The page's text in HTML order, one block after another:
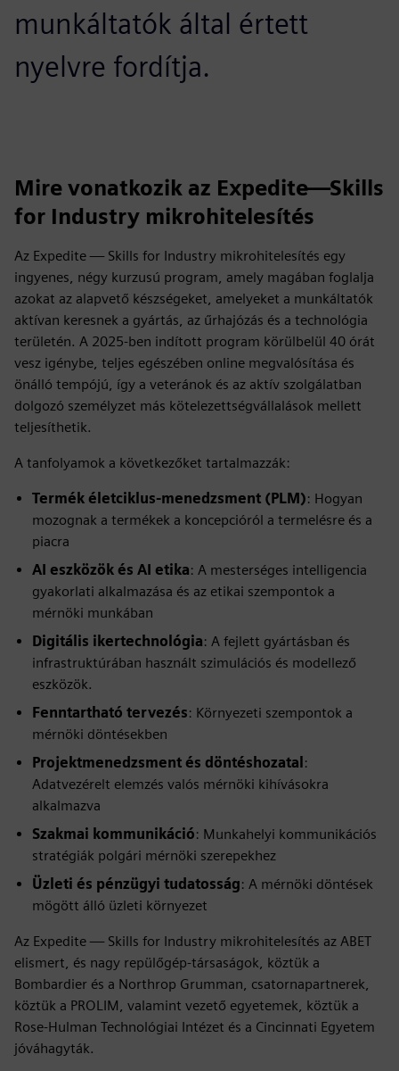
munkáltatók által értett
nyelvre fordítja.
Mire vonatkozik az Expedite—Skills
for Industry mikrohitelesítés
Az Expedite — Skills for Industry mikrohitelesítés egy
ingyenes, négy kurzusú program, amely magában foglalja
azokat az alapvető készségeket, amelyeket a munkáltatók
aktívan keresnek a gyártás, az űrhajózás és a technológia
területén. A 2025-ben indított program körülbelül 40 órát
vesz igénybe, teljes egészében online megvalósítása és
önálló tempójú, így a veteránok és az aktív szolgálatban
dolgozó személyzet más kötelezettségvállalások mellett
teljesíthetik.
A tanfolyamok a következőket tartalmazzák:
Termék életciklus-menedzsment (PLM): Hogyan
mozognak a termékek a koncepcióról a termelésre és a
piacra
AI eszközök és AI etika: A mesterséges intelligencia
gyakorlati alkalmazása és az etikai szempontok a
mérnöki munkában
Digitális ikertechnológia: A fejlett gyártásban és
infrastruktúrában használt szimulációs és modellező
eszközök.
Fenntartható tervezés: Környezeti szempontok a
mérnöki döntésekben
Projektmenedzsment és döntéshozatal :
Adatvezérelt elemzés valós mérnöki kihívásokra
alkalmazva
Szakmai kommunikáció: Munkahelyi kommunikációs
stratégiák polgári mérnöki szerepekhez
Üzleti és pénzügyi tudatosság: A mérnöki döntések
mögött álló üzleti környezet
Az Expedite — Skills for Industry mikrohitelesítés az ABET
elismert, és nagy repülőgép-társaságok, köztük a
Bombardier és a Northrop Grumman, csatornapartnerek,
köztük a PROLIM, valamint vezető egyetemek, köztük a
Rose-Hulman Technológiai Intézet és a Cincinnati Egyetem
jóváhagyták.